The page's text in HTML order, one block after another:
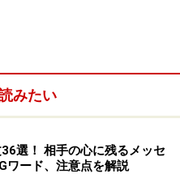
の本来の意味は？
使いすぎは不快感を与えてし
みたい
選！ 相手の心に残るメッセ
ワード、注意点を解説